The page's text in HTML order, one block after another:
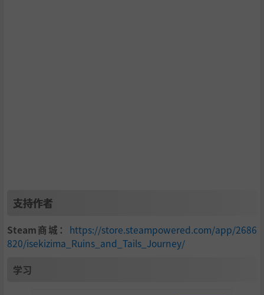
支持作者
Steam商城： https://store.steampowered.com/app/2686
820/isekizima_Ruins_and_Tails_Journey/
学习